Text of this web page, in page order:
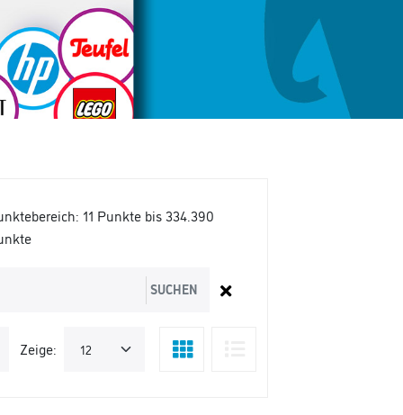
11 Punkte bis 334.390
SUCHEN
Zeige: